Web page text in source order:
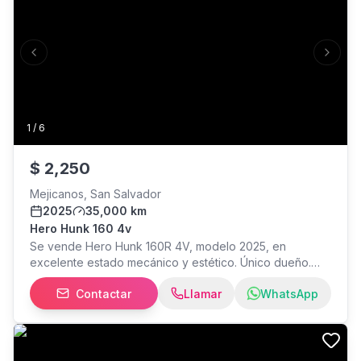
1 / 6
Previous slide Next
$ 2,250
Mejicanos, San Salvador
2025
35,000 km
Hero Hunk 160 4v
Se vende Hero Hunk 160R 4V, modelo 2025, en
excelente estado mecánico y estético. Único dueño.
Papeles en regla, lista para traspaso. 35,125 km reales.
Motor 160 cc 4 válvulas, potente y económico. Freno de
disco delantero con ABS. Suspensión invertida. Luces
LED. Mantenimientos al día. Lista para trabajar o salir a
Contactar Llamar WhatsApp